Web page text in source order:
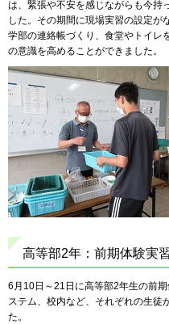
は、緊張や不安を感じながらも今持
した。その期間に現場実習の設定が
学部の連絡帳づくり、食堂やトイレ
の意識を高めることができました。
高等部2年：前期体験実
6月10日～21日に高等部2年生の前
ステム、校内など、それぞれの生徒
た。